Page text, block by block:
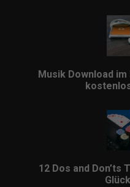
Musik Download
12 Dos and Don’ts